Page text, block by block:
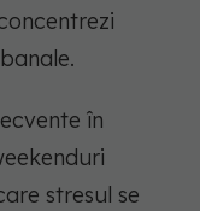
în
stresul se